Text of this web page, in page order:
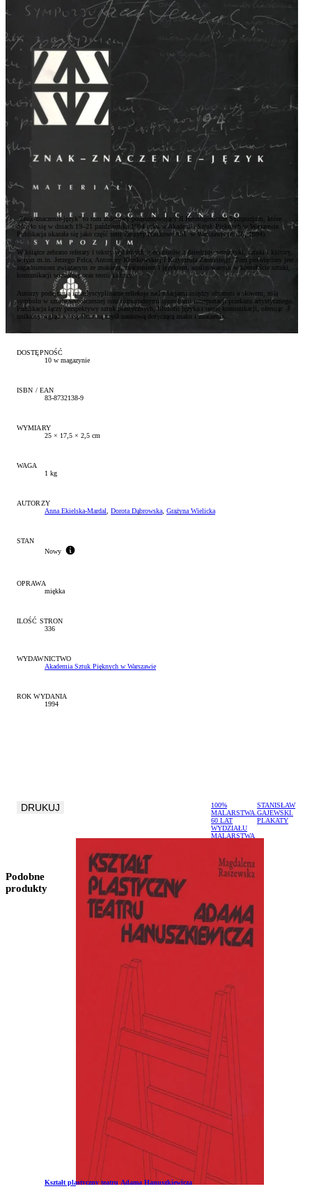
Zwroty i reklamacje
Kontakt
„Znak-znaczenie-język” to tom zbiorowy podsumowujący II Heterogeniczne Sympozjum, które
odbyło się w dniach 19–21 października 1994 roku w Akademii Sztuk Pięknych w Warszawie.
Publikacja ukazała się jako część serii Zeszyty Naukowe ASP w Warszawie (nr 36, 1994).
W książce zebrano referaty i teksty wybitnych specjalistów z dziedziny semiotyki, sztuki i kultury,
w tym m.in. Jerzego Pelca, Antoniny Kłoskowskiej i Krzysztofa Zanussiego. Tom poświęcony jest
zagadnieniom związanym ze znakiem, znaczeniem i językiem, analizowanym w kontekście sztuki,
komunikacji wizualnej oraz teorii kultury.
Autorzy podejmują interdyscyplinarne refleksje nad relacjami między obrazem a słowem, rolą
symbolu w sztuce współczesnej oraz różnorodnymi sposobami interpretacji przekazu artystycznego.
Publikacja łączy perspektywy sztuk plastycznych, filozofii języka i teorii komunikacji, oferując
unikalny wgląd w współczesną myśl naukową dotyczącą znaku i znaczenia.
DOSTĘPNOŚĆ
10 w magazynie
ISBN / EAN
83-8732138-9
WYMIARY
25 × 17,5 × 2,5 cm
WAGA
1 kg
AUTORZY
Anna Ekielska-Mardal
Dorota Dąbrowska Grażyna Wielicka
STAN
Nowy
OPRAWA
miękka
ILOŚĆ STRON
336
WYDAWNICTWO
Akademia Sztuk Pięknych w Warszawie
ROK WYDANIA
1994
DRUKUJ
100%
MALARSTWA.
60 LAT
WYDZIAŁU
MALARSTWA
WARSZAWIE
STANISŁAW
GAJEWSKI.
PLAKATY
Podobne
produkty
Kształt plastyczny teatru Adama Hanuszkiewicza